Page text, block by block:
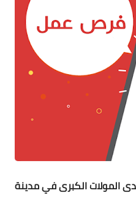
المولات الكبرى في مدينة